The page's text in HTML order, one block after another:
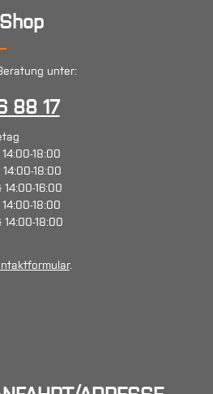
unter:
88 17
18:00
18:00
14:00-16:00
18:00
14:00-18:00
.